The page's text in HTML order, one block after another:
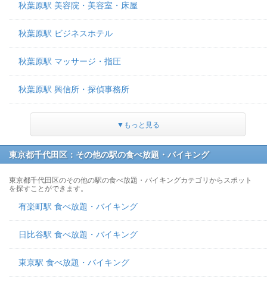
秋葉原駅 美容院・美容室・床屋
秋葉原駅 ビジネスホテル
秋葉原駅 マッサージ・指圧
秋葉原駅 興信所・探偵事務所
▼もっと見る
東京都千代田区：その他の駅の食べ放題・バイキング
東京都千代田区のその他の駅の食べ放題・バイキングカテゴリからスポット
を探すことができます。
有楽町駅 食べ放題・バイキング
日比谷駅 食べ放題・バイキング
東京駅 食べ放題・バイキング